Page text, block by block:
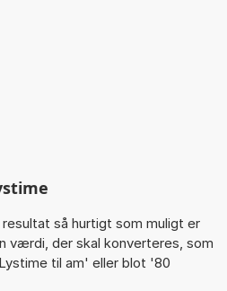
så hurtigt som muligt er
værdi, der skal konverteres, som
til am' eller blot '80